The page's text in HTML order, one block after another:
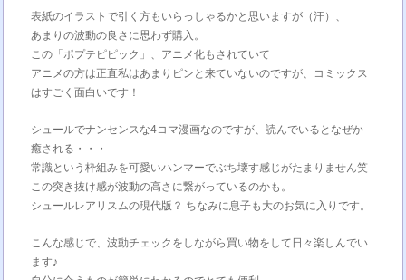
表紙のイラストで引く方もいらっしゃるかと思いますが（汗）、
あまりの波動の良さに思わず購入。
この「ポプテピピック」、アニメ化もされていて
アニメの方は正直私はあまりピンと来ていないのですが、コミックス
はすごく面白いです！
シュールでナンセンスな4コマ漫画なのですが、読んでいるとなぜか
癒される・・・
常識という枠組みを可愛いハンマーでぶち壊す感じがたまりません笑
この突き抜け感が波動の高さに繋がっているのかも。
シュールレアリスムの現代版？ ちなみに息子も大のお気に入りです。
こんな感じで、波動チェックをしながら買い物をして日々楽しんでい
ます♪